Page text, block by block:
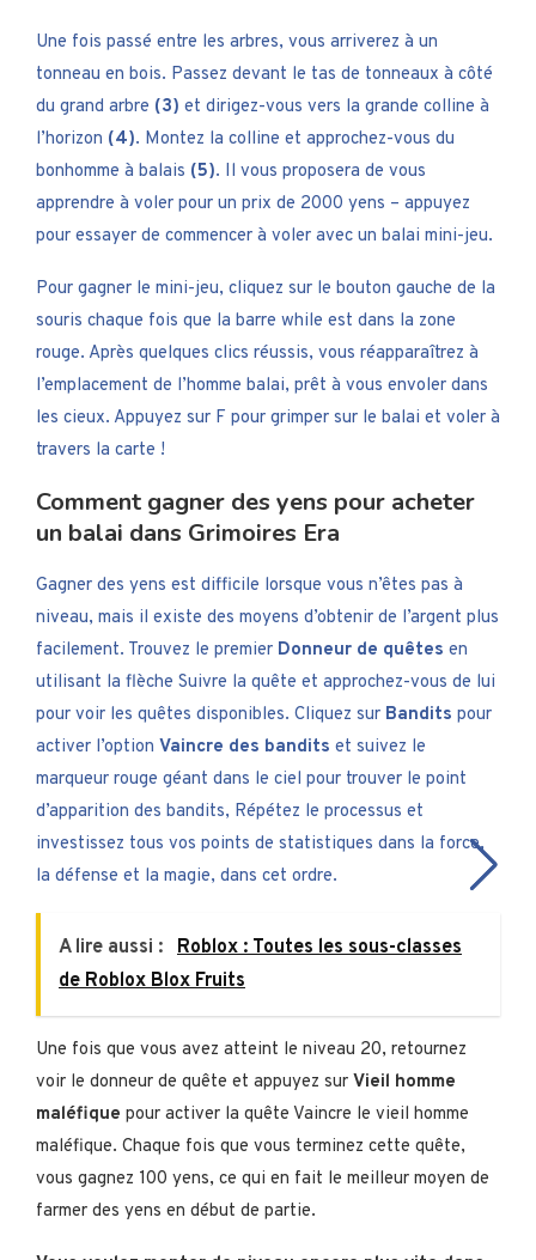
Une fois passé entre les arbres, vous arriverez à un
tonneau en bois. Passez devant le tas de tonneaux à côté
du grand arbre (3) et dirigez-vous vers la grande colline à
l’horizon (4). Montez la colline et approchez-vous du
bonhomme à balais (5). Il vous proposera de vous
apprendre à voler pour un prix de 2000 yens – appuyez
pour essayer de commencer à voler avec un balai mini-jeu.
Pour gagner le mini-jeu, cliquez sur le bouton gauche de la
souris chaque fois que la barre while est dans la zone
rouge. Après quelques clics réussis, vous réapparaîtrez à
l’emplacement de l’homme balai, prêt à vous envoler dans
les cieux. Appuyez sur F pour grimper sur le balai et voler à
travers la carte !
Comment gagner des yens pour acheter
un balai dans Grimoires Era
Gagner des yens est difficile lorsque vous n’êtes pas à
niveau, mais il existe des moyens d’obtenir de l’argent plus
facilement. Trouvez le premier Donneur de quêtes en
utilisant la flèche Suivre la quête et approchez-vous de lui
pour voir les quêtes disponibles. Cliquez sur Bandits pour
activer l’option Vaincre des bandits et suivez le
marqueur rouge géant dans le ciel pour trouver le point
d’apparition des bandits, Répétez le processus et
investissez tous vos points de statistiques dans la force,
la défense et la magie, dans cet ordre.
A lire aussi : Roblox : Toutes les sous-classes
de Roblox Blox Fruits
Une fois que vous avez atteint le niveau 20, retournez
voir le donneur de quête et appuyez sur Vieil homme
maléfique pour activer la quête Vaincre le vieil homme
maléfique. Chaque fois que vous terminez cette quête,
vous gagnez 100 yens, ce qui en fait le meilleur moyen de
farmer des yens en début de partie.